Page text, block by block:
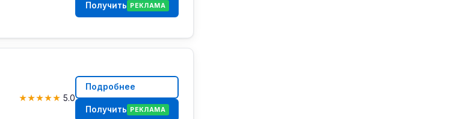
Получить РЕКЛАМА
★★★★★ 5.0
Подробнее
Получить РЕКЛАМА